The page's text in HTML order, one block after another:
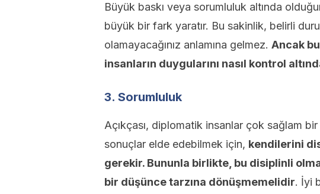
Büyük baskı veya sorumluluk altında
büyük bir fark yaratır. Bu sakinlik, belirli
olamayacağınız anlamına gelmez. Ancak
insanların duygularını nasıl kontrol
3. Sorumluluk
Açıkçası, diplomatik insanlar çok sağlam bir
sonuçlar elde edebilmek için, kendilerini
gerekir. Bununla birlikte, bu disiplinli
bir düşünce tarzına dönüşmemelidir. İyi